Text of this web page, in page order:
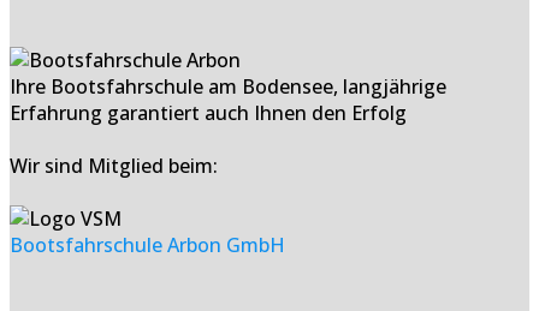
Ihre Bootsfahrschule am Bodensee, langjährige
Erfahrung garantiert auch Ihnen den Erfolg
Wir sind Mitglied beim:
Bootsfahrschule Arbon GmbH